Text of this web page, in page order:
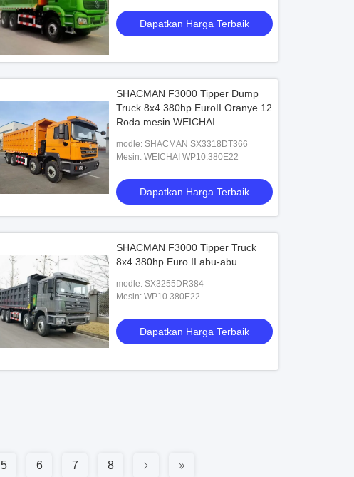
Dapatkan Harga Terbaik
SHACMAN F3000 Tipper Dump
Truck 8x4 380hp EuroII Oranye 12
Roda mesin WEICHAI
modle: SHACMAN SX3318DT366
Mesin: WEICHAI WP10.380E22
Dapatkan Harga Terbaik
SHACMAN F3000 Tipper Truck
8x4 380hp Euro II abu-abu
modle: SX3255DR384
Mesin: WP10.380E22
Dapatkan Harga Terbaik
5 6 7 8